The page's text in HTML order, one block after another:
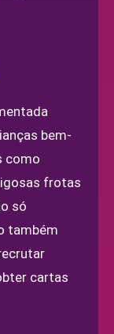
bem-
como
frotas
só
também
cartas